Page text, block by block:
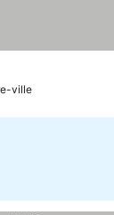
ville